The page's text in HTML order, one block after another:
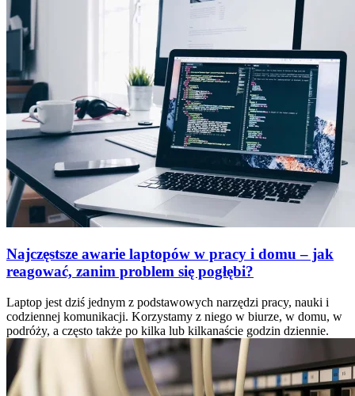
Najczęstsze awarie laptopów w pracy i domu – jak
reagować, zanim problem się pogłębi?
Laptop jest dziś jednym z podstawowych narzędzi pracy, nauki i
codziennej komunikacji. Korzystamy z niego w biurze, w domu, w
podróży, a często także po kilka lub kilkanaście godzin dziennie.